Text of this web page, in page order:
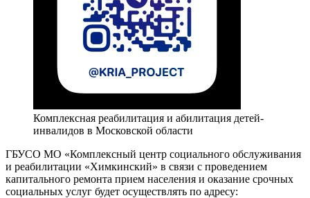
Комплексная реабилитация и абилитация детей-
инвалидов в Московской области
ГБУСО МО «Комплексный центр социального обслуживания
и реабилитации «Химкинский» в связи с проведением
капитального ремонта прием населения и оказание срочных
социальных услуг будет осуществлять по адресу: